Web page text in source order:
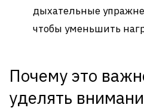
дыхательные
чтобы уменьшить
Почему это
уделять